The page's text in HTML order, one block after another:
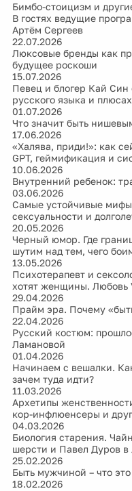
Бимбо-стоицизм и
В гостях ведущие
Артём Сергеев
22.07.2026
Люксовые бренды как
будущее роскоши
15.07.2026
Певец и блогер Кай
русского языка и
01.07.2026
Что значит быть
17.06.2026
«Халява, приди!»: как
GPT, геймификация и
10.06.2026
Внутренний ребенок:
03.06.2026
Самые устойчивые
сексуальности и
20.05.2026
Черный юмор. Где
шутим над тем, чего
13.05.2026
Психотерапевт и
хотят женщины. Любовь
29.04.2026
Прайм эра. Почему
22.04.2026
Русский костюм:
Ламановой
01.04.2026
Начинаем с вешалки.
зачем туда идти?
11.03.2026
Архетипы
кор-инфлюенсеры и
04.03.2026
Биология старения.
шерсти и Павел Дуров в
25.02.2026
Быть мужчиной – что
18.02.2026